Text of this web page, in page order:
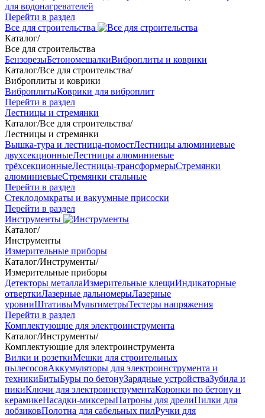
для водонагревателей
Перейти в раздел
Все для строительства
Каталог/
Все для строительства
БензорезыБетономешалкиВиброплиты и коврики
Каталог/Все для строительства/
Виброплиты и коврики
ВиброплитыКоврики для виброплит
Перейти в раздел
Лестницы и стремянки
Каталог/Все для строительства/
Лестницы и стремянки
Вышка-тура и лестница-помостЛестницы алюминиевые
двухсекционныеЛестницы алюминиевые
трёхсекционныеЛестницы-трансформерыСтремянки
алюминиевыеСтремянки стальные
Перейти в раздел
Стеклодомкраты и вакуумные присоски
Перейти в раздел
Инструменты
Каталог/
Инструменты
Измерительные приборы
Каталог/Инструменты/
Измерительные приборы
Детекторы металлаИзмерительные клещиИндикаторные
отверткиЛазерные дальномерыЛазерные
уровниШтативыМультиметрыТестеры напряжения
Перейти в раздел
Комплектующие для электроинструмента
Каталог/Инструменты/
Комплектующие для электроинструмента
Вилки и розеткиМешки для строительных
пылесосовАккумуляторы для электроинструмента и
техникиБитыБуры по бетонуЗарядные устройстваЗубила и
пикиКлючи для электроинструментаКоронки по бетону и
керамикеНасадки-миксерыПатроны для дрелиПилки для
лобзиковПолотна для сабельных пилРучки для